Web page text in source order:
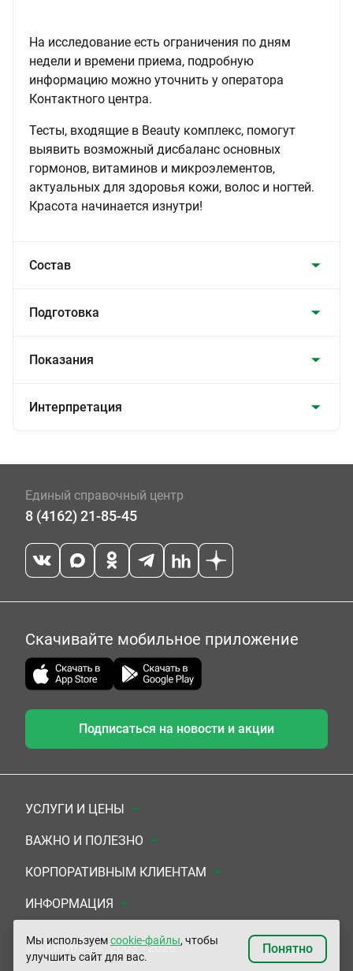
На исследование есть ограничения по дням
недели и времени приема, подробную
информацию можно уточнить у оператора
Контактного центра.
Тесты, входящие в Beauty комплекс, помогут
выявить возможный дисбаланс основных
гормонов, витаминов и микроэлементов,
актуальных для здоровья кожи, волос и ногтей.
Красота начинается изнутри!
Состав
Подготовка
Показания
Интерпретация
Единый справочный центр
8 (4162) 21-85-45
Скачивайте мобильное приложение
Подписаться на новости и акции
УСЛУГИ И ЦЕНЫ
Анализы
Комплексы
УЗИ
ЭКГ/Холтер/СМАД
Приемы врачей
ВАЖНО И ПОЛЕЗНО
Документы для заключения договора
Система скидок
Подарочные сертификаты
Сертификаты на комплексные программы
КОРПОРАТИВНЫМ КЛИЕНТАМ
Медицинским организациям
Прочим организациям
ИНФОРМАЦИЯ
О Компании
Контакты
© «ЮНИЛАБ», 2003 - 2026
Мы используемcookie-файлы, чтобы
улучшить сайт для вас.
Понятно